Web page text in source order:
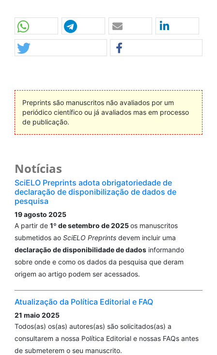
Preprints são manuscritos não avaliados por um
periódico científico ou já avaliados mas em processo
de publicação.
Notícias
SciELO Preprints adota obrigatoriedade de
declaração de disponibilização de dados de
pesquisa
19 agosto 2025
A partir de 1º de setembro de 2025os manuscritos
submetidos ao SciELO Preprints devem incluir uma
declaração de disponibilidade de dados informando
sobre onde e como os dados da pesquisa que deram
origem ao artigo podem ser acessados.
Atualização da Política Editorial e FAQ
21 maio 2025
Todos(as) os(as) autores(as) são solicitados(as) a
consultarem a nossa Política Editorial e nossas FAQs antes
de submeterem o seu manuscrito.